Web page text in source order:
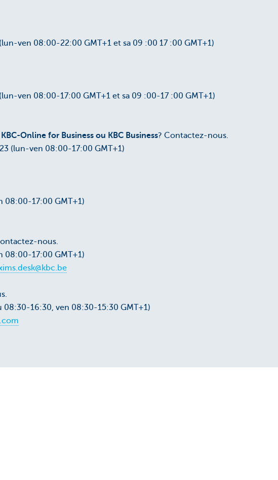
(lun-ven 08:00-22:00 GMT+1 et sa 09 :00 17 :00 GMT+1)
(lun-ven 08:00-17:00 GMT+1 et sa 09 :00-17 :00 GMT+1)
Online for Business ou KBC Business? Contactez-nous.
(lun-ven 08:00-17:00 GMT+1)
08:00-17:00 GMT+1)
nous.
08:00-17:00 GMT+1)
08:30-16:30, ven 08:30-15:30 GMT+1)